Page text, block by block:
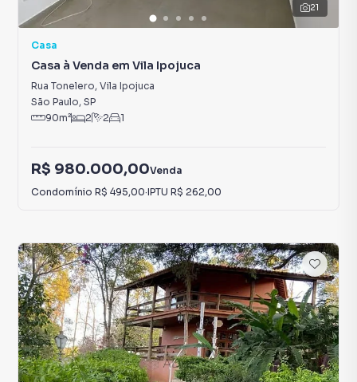
21
Casa
Casa à Venda em Vila Ipojuca
Rua Tonelero, Vila Ipojuca
São Paulo, SP
90m² 2 2 1
R$ 980.000,00Venda
Condomínio R$ 495,00·IPTU R$ 262,00